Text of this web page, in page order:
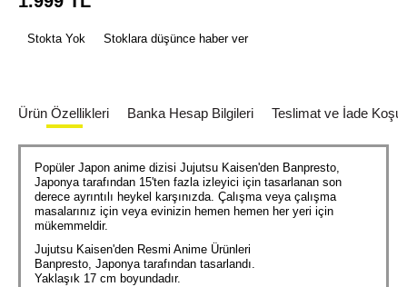
Stokta Yok Stoklara düşünce haber ver
Ürün Özellikleri Banka Hesap Bilgileri Teslimat ve İade
Popüler Japon anime dizisi Jujutsu Kaisen'den Banpresto,
Japonya tarafından 15'ten fazla izleyici için tasarlanan son
derece ayrıntılı heykel karşınızda. Çalışma veya çalışma
masalarınız için veya evinizin hemen hemen her yeri için
mükemmeldir.
Jujutsu Kaisen'den Resmi Anime Ürünleri
Banpresto, Japonya tarafından tasarlandı.
Yaklaşık 17 cm boyundadır.